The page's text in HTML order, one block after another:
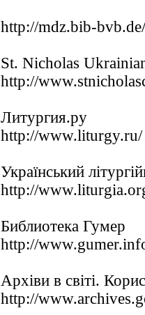
http://mdz.bib-
St. Nicholas
http://
Литургия.ру
http://www.liturgy.ru/
Український
http://
Библиотека Гумер
http://
Архіви в світі.
http://